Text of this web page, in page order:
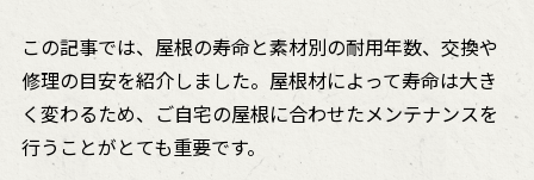
この記事では、屋根の寿命と素材別の耐用年数、交換や
修理の目安を紹介しました。屋根材によって寿命は大き
く変わるため、ご自宅の屋根に合わせたメンテナンスを
行うことがとても重要です。